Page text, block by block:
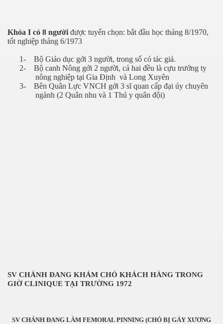
Khóa I có 8 người được tuyển chọn: bắt đầu học tháng 8/1970,
tốt nghiệp tháng 6/1973
1-
Bộ Giáo dục gởi 3 người, trong số có tác giả.
2-
Bộ canh Nông gởi 2 người, cả hai đều là cựu trưởng ty
nông nghiệp tại Gia Định và Long Xuyên
3-
Bên Quân Lực VNCH gởi 3 sĩ quan cấp đại úy chuyên
ngành (2 Quân nhu và 1 Thú y quân đội)
SV CHÁNH ĐANG KHÁM CHÓ KHÁCH HÀNG TRONG
GIỜ CLINIQUE TẠI TRƯỜNG 1972
SV CHÁNH ĐANG LÀM FEMORAL PINNING (CHÓ BỊ GẢY XƯƠNG
tại Nam Kỳ. P3